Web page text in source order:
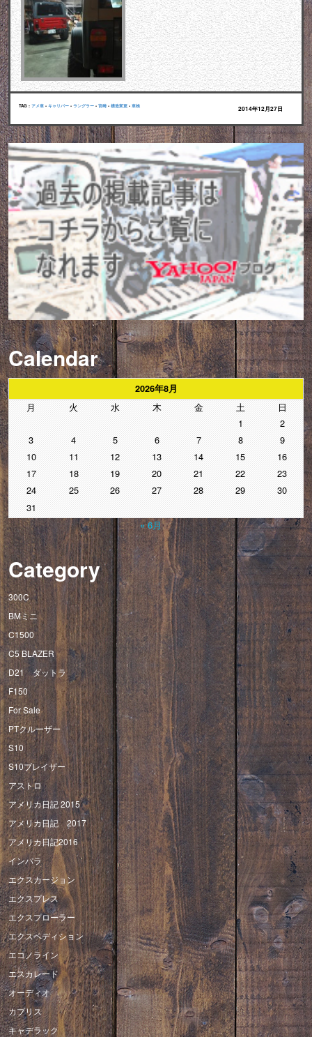
TAG : アメ車 • キャリパー • ラングラー • 宮崎 • 構造変更 • 車検 2014年12月27日
Calendar
2026年8月
月 火 水 木 金 土
日
1
2
3
4 5 6 7 8
9
10
11 12 13 14 15
16
17
18 19 20 21 22
23
24
25 26 27 28 29
30
31
« 6月
Category
300C
BMミニ
C1500
C5 BLAZER
D21 ダットラ
F150
For Sale
PTクルーザー
S10
S10ブレイザー
アストロ
アメリカ日記 2015
アメリカ日記 2017
アメリカ日記2016
インパラ
エクスカージョン
エクスプレス
エクスプローラー
エクスペディション
エコノライン
エスカレード
オーディオ
カプリス
キャデラック